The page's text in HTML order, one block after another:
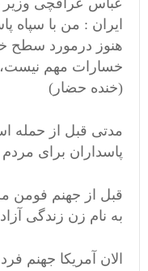
عباس عراقچی
ایران : من با سپاه
هنوز درمورد سطح
خسارات مهم نیست،
(خنده حضار)
مدتی قبل از حمله
پاسداران برای
قبل از جهنم فومن
به نام زن زندگی
الان آمریکا جهنم